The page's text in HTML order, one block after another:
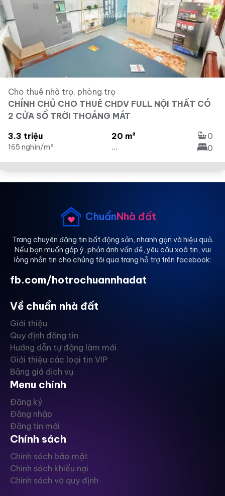
Cho thuê nhà trọ, phòng trọ
CHÍNH CHỦ CHO THUÊ CHDV FULL NỘI THẤT CÓ
2 CỬA SỔ TRỜI THOÁNG MÁT
3.3 triệu
165 nghìn/m²
20 m²
...
0
0
ChuẩnNhà đất
Trang chuyên đăng tin bất động sản, nhanh gọn và hiệu quả.
Nếu bạn muốn góp ý, phản ánh vấn đề, yêu cầu xoá tin, vui
lòng nhắn tin cho chúng tôi qua trang hỗ trợ trên facebook:
fb.com/hotrochuannhadat
Về chuẩn nhà đất
Giới thiệu
Quy định đăng tin
Hướng dẫn tự động làm mới
Giới thiệu các loại tin VIP
Bảng giá dịch vụ
Menu chính
Đăng ký
Đăng nhập
Đăng tin mới
Chính sách
Chính sách bảo mật
Chính sách khiếu nại
Chính sách và quy định